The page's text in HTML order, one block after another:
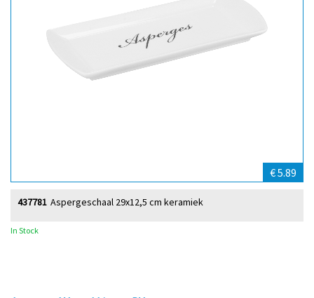
€ 5.89
Aspergeschaal 29x12,5 cm keramiek
437781
In Stock